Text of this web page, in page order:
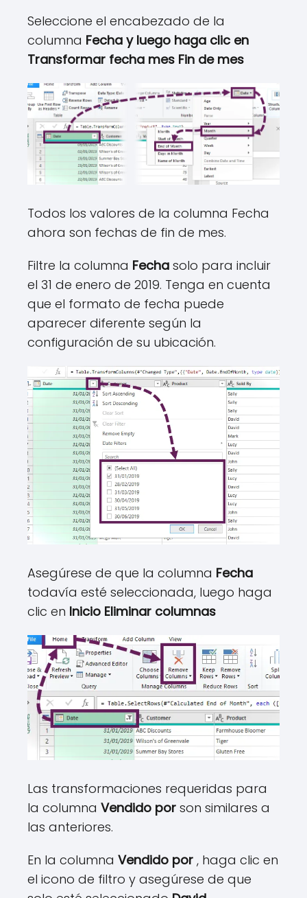
Seleccione el encabezado de la
columna Fecha y luego haga clic en
Transformar fecha mes Fin de mes
Todos los valores de la columna Fecha
ahora son fechas de fin de mes.
Filtre la columna Fecha solo para incluir
el 31 de enero de 2019. Tenga en cuenta
que el formato de fecha puede
aparecer diferente según la
configuración de su ubicación.
Asegúrese de que la columna Fecha
todavía esté seleccionada, luego haga
clic en Inicio Eliminar columnas
Las transformaciones requeridas para
la columna Vendido por son similares a
las anteriores.
En la columna Vendido por , haga clic en
el icono de filtro y asegúrese de que